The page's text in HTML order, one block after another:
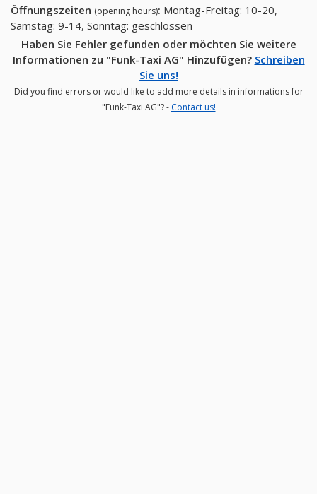
Öffnungszeiten (opening hours): Montag-Freitag: 10-20,
Samstag: 9-14, Sonntag: geschlossen
Haben Sie Fehler gefunden oder möchten Sie weitere
Informationen zu "Funk-Taxi AG" Hinzufügen? Schreiben
Sie uns!
Did you find errors or would like to add more details in informations for
"Funk-Taxi AG"? - Contact us!